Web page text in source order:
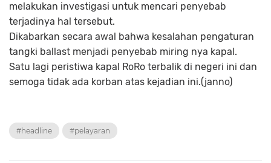
melakukan investigasi untuk mencari penyebab
terjadinya hal tersebut.
Dikabarkan secara awal bahwa kesalahan pengaturan
tangki ballast menjadi penyebab miring nya kapal.
Satu lagi peristiwa kapal RoRo terbalik di negeri ini dan
semoga tidak ada korban atas kejadian ini.(janno)
#headline #pelayaran